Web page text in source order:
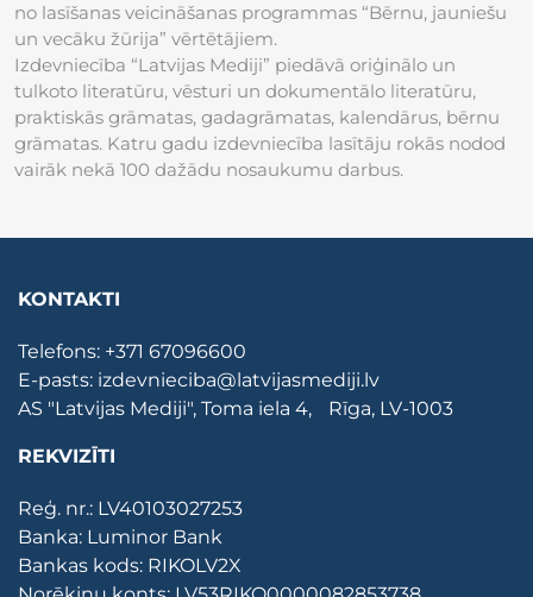
no lasīšanas veicināšanas programmas “Bērnu, jauniešu
un vecāku žūrija” vērtētājiem.
Izdevniecība “Latvijas Mediji” piedāvā oriģinālo un
tulkoto literatūru, vēsturi un dokumentālo literatūru,
praktiskās grāmatas, gadagrāmatas, kalendārus, bērnu
grāmatas. Katru gadu izdevniecība lasītāju rokās nodod
vairāk nekā 100 dažādu nosaukumu darbus.
KONTAKTI
Telefons: +371 67096600
E-pasts: izdevnieciba@latvijasmediji.lv
AS "Latvijas Mediji", Toma iela 4, Rīga, LV-1003
REKVIZĪTI
Reģ. nr.: LV40103027253
Banka: Luminor Bank
Bankas kods: RIKOLV2X